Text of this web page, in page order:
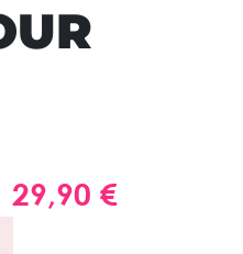
29,90 €